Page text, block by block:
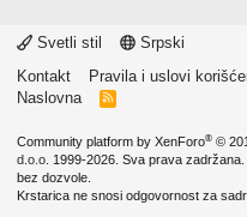
Svetli stil
Srpski
Kontakt
Pravila i uslovi
Naslovna
R
Community platform by XenForo® ©
d.o.o. 1999-2026. Sva prava
bez dozvole.
Krstarica ne snosi odgovornost za